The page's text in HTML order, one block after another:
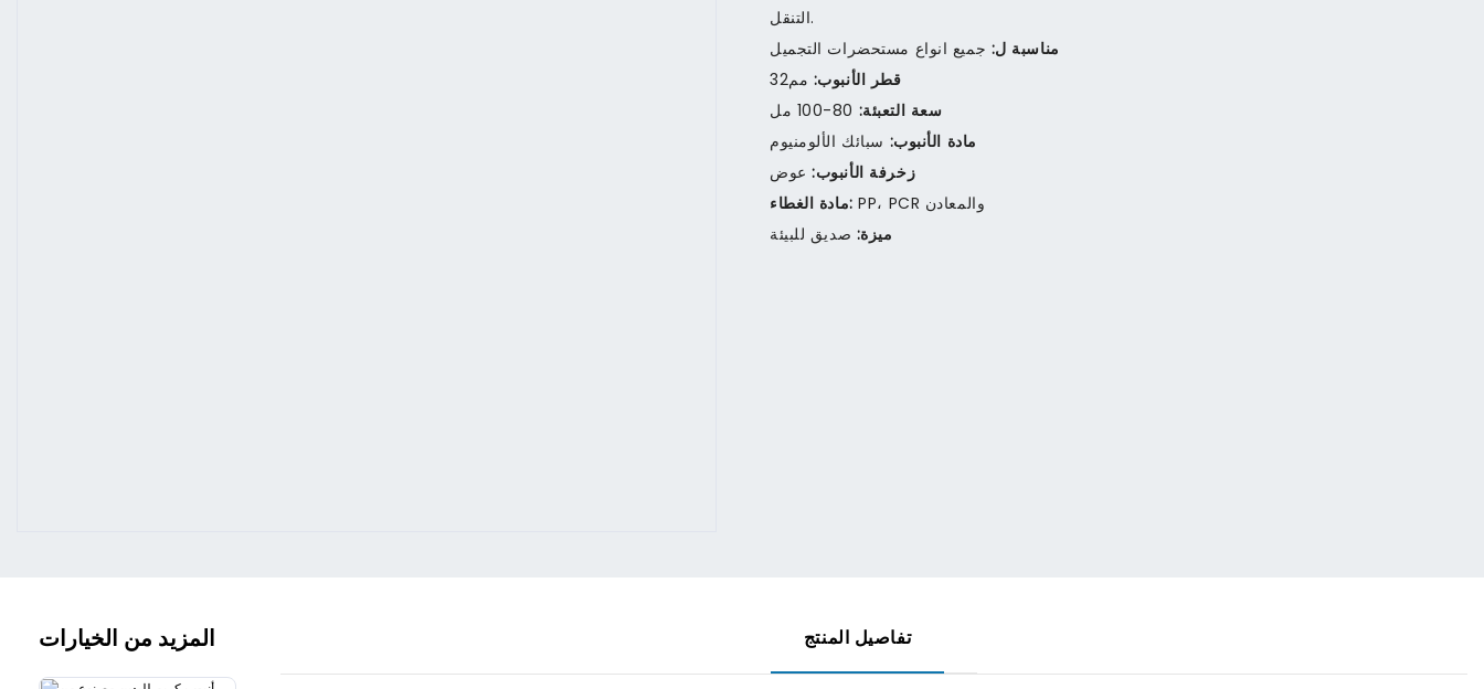
التنقل.
مناسبة ل: جميع انواع مستحضرات التجميل
قطر الأنبوب: مم32
سعة التعبئة: 80-100 مل
مادة الأنبوب: سبائك الألومنيوم
زخرفة الأنبوب: عوض
مادة الغطاء:
PP، PCR والمعادن
ميزة: صديق للبيئة
تفاصيل المنتج المزيد من الخيارات